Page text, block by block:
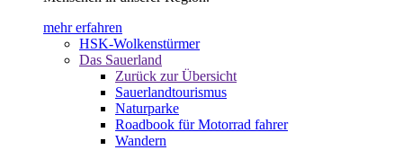
mehr erfahren
HSK-Wolkenstürmer
Das Sauerland
Zurück zur Übersicht
Sauerlandtourismus
Naturparke
Roadbook für Motorrad fahrer
Wandern